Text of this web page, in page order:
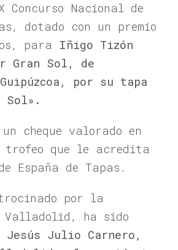
Concurso Nacional de
dotado con un premio
para Iñigo Tizón
Gran Sol, de
por su tapa
Sol» .
cheque valorado en
trofeo que le acredita
de España de Tapas.
por la
Valladolid, ha sido
Jesús Julio Carnero,